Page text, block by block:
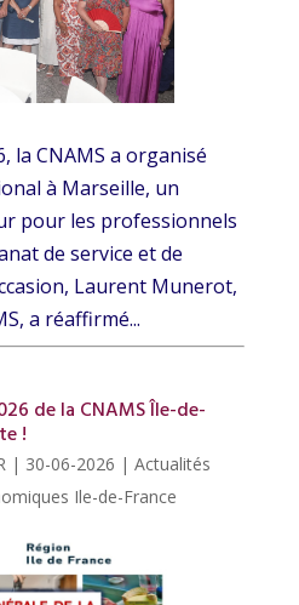
la CNAMS a organisé
à Marseille, un
pour les professionnels
de service et de
Laurent Munerot,
a réaffirmé...
de la CNAMS Île-de-
!
| 30-06-2026 | Actualités
Ile-de-France